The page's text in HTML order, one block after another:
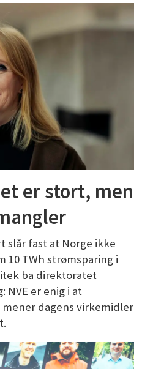
er stort, men
slår fast at Norge ikke
10 TWh strømsparing i
ba direktoratet
NVE er enig i at
dagens virkemidler